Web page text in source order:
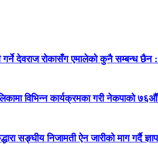
गर्ने देवराज रोकासँग एमालेको कुनै सम्बन्ध छैन
विभिन्न कार्यक्रमका गरी नेकपाको
सङ्घीय निजामती ऐन जारीको माग गर्दै